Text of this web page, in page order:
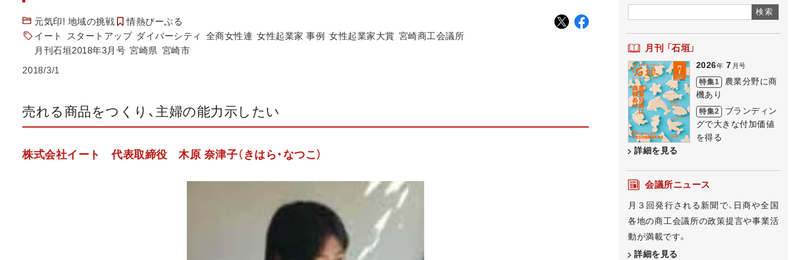
元気印! 地域の挑戦
情熱ぴーぷる
イート
スタートアップ ダイバーシティ 全商女性連 女性起業家 事例 女性起業家大賞 宮崎商工会議所
月刊石垣2018年3月号 宮崎県 宮崎市
2018/3/1
売れる商品をつくり、主婦の能力示したい
株式会社イート 代表取締役 木原 奈津子（きはら・なつこ）
検索
月刊 「石垣」
2026年 7 月号
特集1
農業分野に商
機あり
特集2
ブランディン
グで大きな付加価値
を得る
詳細を見る
会議所ニュース
月３回発行される新聞で、日商や全国
各地の商工会議所の政策提言や事業活
動が満載です。
詳細を見る